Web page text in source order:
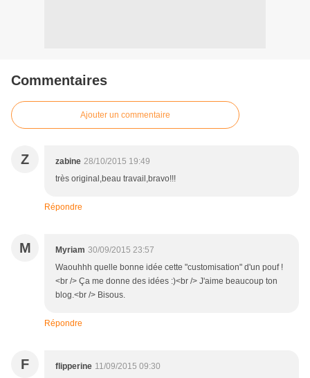
Commentaires
Ajouter un commentaire
Z zabine 28/10/2015 19:49
très original,beau travail,bravo!!!
Répondre
M Myriam 30/09/2015 23:57
Waouhhh quelle bonne idée cette "customisation" d'un pouf !
<br /> Ça me donne des idées :)<br /> J'aime beaucoup ton
blog.<br /> Bisous.
Répondre
F flipperine 11/09/2015 09:30